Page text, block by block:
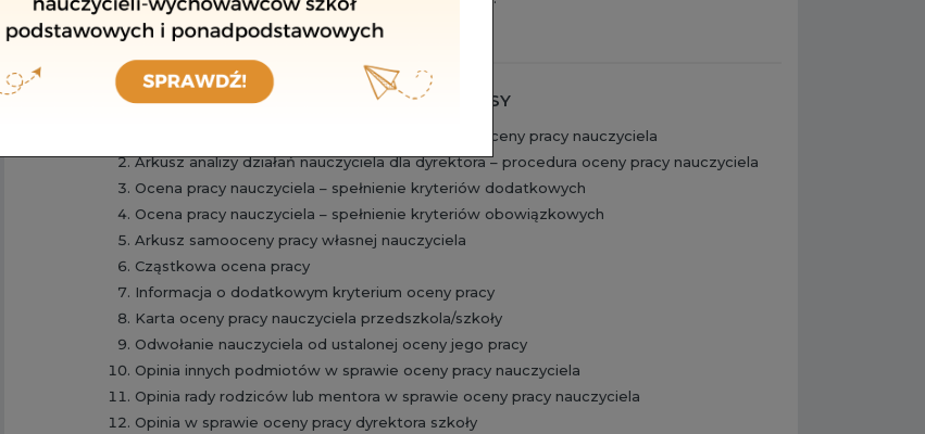
Obowiązki dyrektora szkoły w grudniu 2022 r.
II. OCENA PRACY NAUCZYCIELA - NOWE PRZEPISY
Arkusz analizy działań nauczyciela – procedura oceny pracy nauczyciela
Arkusz analizy działań nauczyciela dla dyrektora – procedura oceny pracy nauczyciela
Ocena pracy nauczyciela – spełnienie kryteriów dodatkowych
Ocena pracy nauczyciela – spełnienie kryteriów obowiązkowych
Arkusz samooceny pracy własnej nauczyciela
Cząstkowa ocena pracy
Informacja o dodatkowym kryterium oceny pracy
Karta oceny pracy nauczyciela przedszkola/szkoły
Odwołanie nauczyciela od ustalonej oceny jego pracy
Opinia innych podmiotów w sprawie oceny pracy nauczyciela
Opinia rady rodziców lub mentora w sprawie oceny pracy nauczyciela
Opinia w sprawie oceny pracy dyrektora szkoły